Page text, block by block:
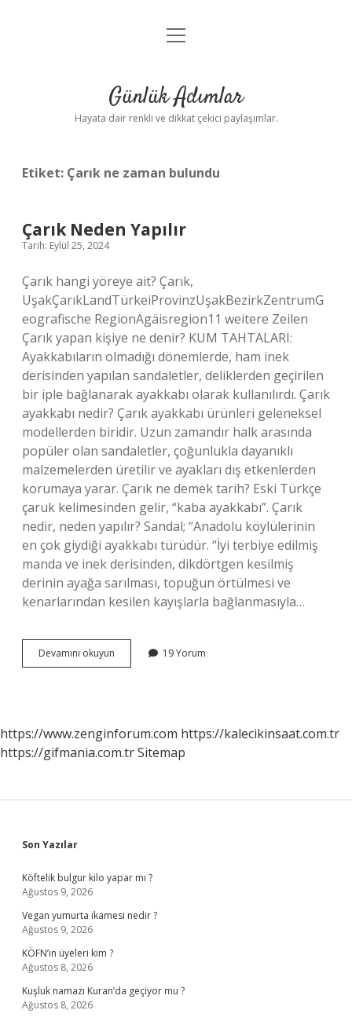
Anasayfa
Yasal Uyarı
menüyü
Günlük Adımlar
Hayata dair renkli ve dikkat çekici paylaşımlar.
Etiket: Çarık ne zaman bulundu
Çarık Neden Yapılır
Tarih: Eylül 25, 2024
Çarık hangi yöreye ait? Çarık,
UşakÇarıkLandTürkeiProvinzUşakBezirkZentrumG
eografische RegionÄgäisregion11 weitere Zeilen
Çarık yapan kişiye ne denir? KUM TAHTALARI:
Ayakkabıların olmadığı dönemlerde, ham inek
derisinden yapılan sandaletler, deliklerden geçirilen
bir iple bağlanarak ayakkabı olarak kullanılırdı. Çarık
ayakkabı nedir? Çarık ayakkabı ürünleri geleneksel
modellerden biridir. Uzun zamandır halk arasında
popüler olan sandaletler, çoğunlukla dayanıklı
malzemelerden üretilir ve ayakları dış etkenlerden
korumaya yarar. Çarık ne demek tarih? Eski Türkçe
çaruk kelimesinden gelir, “kaba ayakkabı”. Çarık
nedir, neden yapılır? Sandal; “Anadolu köylülerinin
en çok giydiği ayakkabı türüdür. “İyi terbiye edilmiş
manda ve inek derisinden, dikdörtgen kesilmiş
derinin ayağa sarılması, topuğun örtülmesi ve
kenarlarından kesilen kayışlarla bağlanmasıyla…
Devamını okuyun
Neden
19 Yorum
https://www.zenginforum.com https://kalecikinsaat.com.tr
https://gifmania.com.trSitemap
Sidebar
Son Yazılar
Köftelik bulgur kilo yapar mı ?
Ağustos 9, 2026
Vegan yumurta ikamesi nedir ?
Ağustos 9, 2026
KÖFN’in üyeleri kim ?
Ağustos 8, 2026
Kuşluk namazı Kuran’da geçiyor mu ?
Ağustos 8, 2026